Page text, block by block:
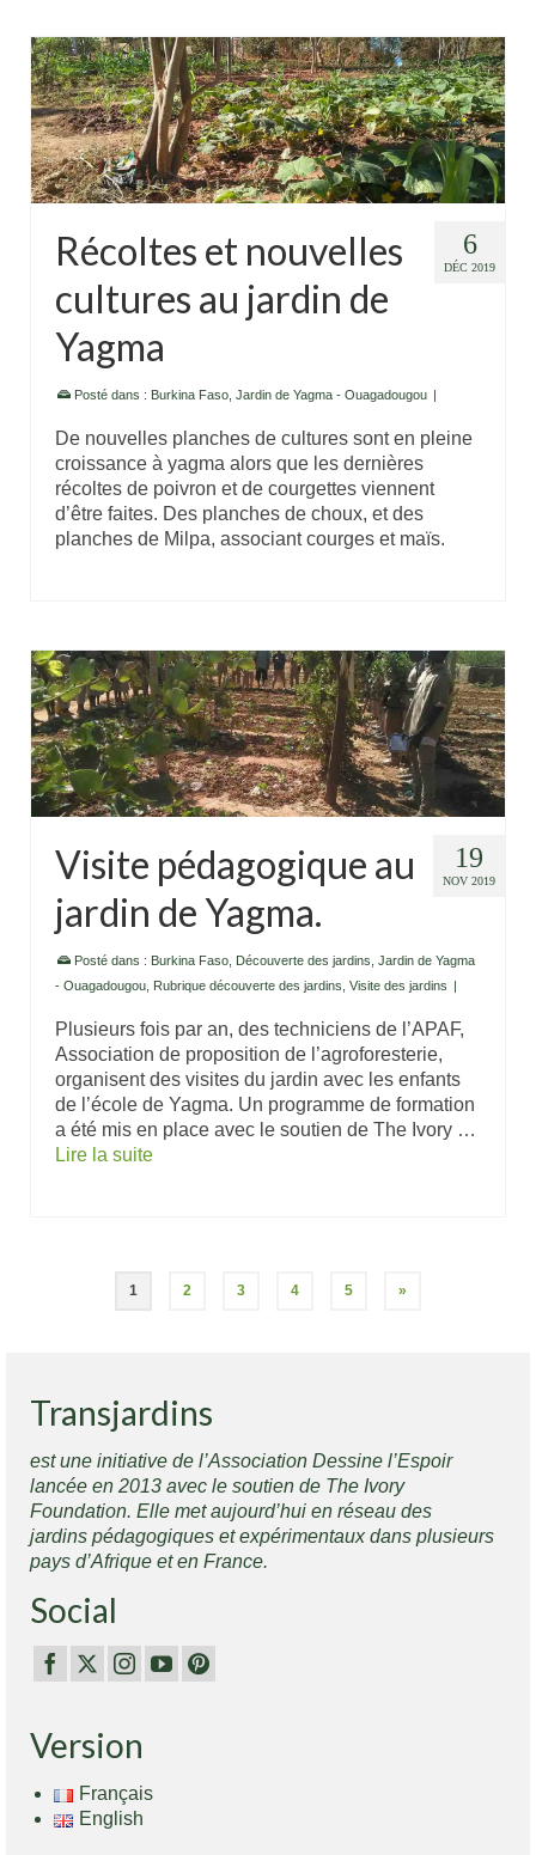
6
DÉC 2019
Récoltes et nouvelles
cultures au jardin de
Yagma
Posté dans : Burkina Faso Jardin de Yagma - Ouagadougou |
De nouvelles planches de cultures sont en pleine
croissance à yagma alors que les dernières
récoltes de poivron et de courgettes viennent
d’être faites. Des planches de choux, et des
planches de Milpa, associant courges et maïs.
19
NOV 2019
Visite pédagogique au
jardin de Yagma.
Posté dans : Burkina Faso Découverte des jardins Jardin de Yagma
- Ouagadougou Rubrique découverte des jardins Visite des jardins |
Plusieurs fois par an, des techniciens de l’APAF,
Association de proposition de l’agroforesterie,
organisent des visites du jardin avec les enfants
de l’école de Yagma. Un programme de formation
a été mis en place avec le soutien de The Ivory …
Lire la suite
1 2 3 4 5 »
Transjardins
est une initiative de l’Association Dessine l’Espoir
lancée en 2013 avec le soutien de The Ivory
Foundation. Elle met aujourd’hui en réseau des
jardins pédagogiques et expérimentaux dans plusieurs
pays d’Afrique et en France.
Social
Version
Français
English